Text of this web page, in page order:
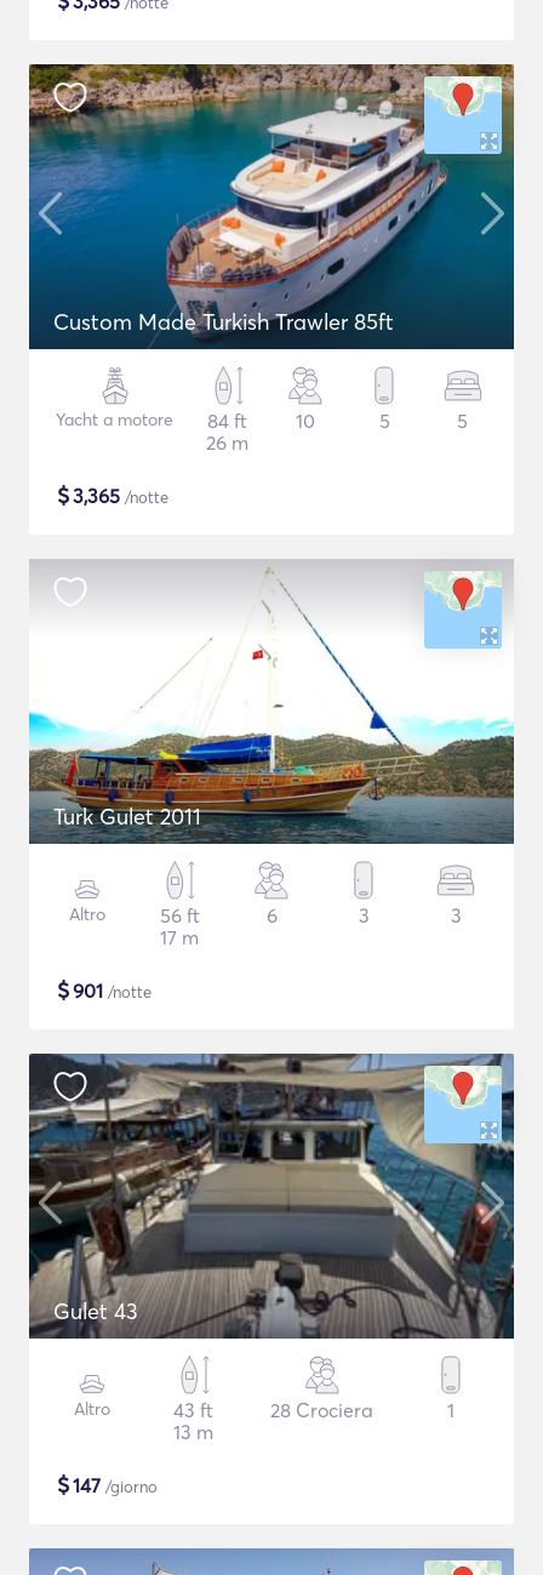
Custom Made Turkish Trawler 85ft
Yacht a motore
84 ft
26 m
10 5 5
$3,365 /notte
Turk Gulet 2011
Altro
56 ft
17 m
6 3 3
$901 /notte
Gulet 43
Altro
43 ft
13 m
28 Crociera 1
$147 /giorno